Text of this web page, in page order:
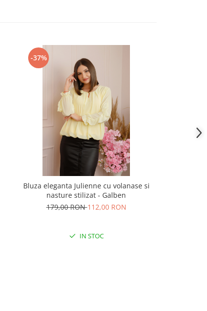
-37%
Bluza eleganta Julienne cu volanase si
nasture stilizat - Galben
179,00 RON112,00 RON
IN STOC